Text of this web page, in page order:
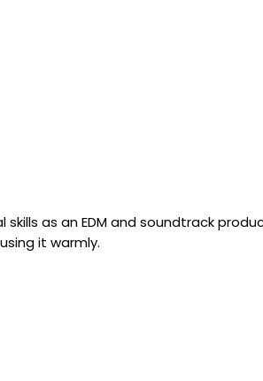
as an EDM and soundtrack
it warmly.